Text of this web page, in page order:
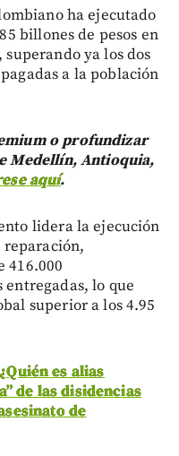
ha ejecutado
billones de pesos en
ya los dos
a la población
o profundizar
Medellín, Antioquia,
aquí.
lidera la ejecución
416.000
lo que
superior a los 4.95
¿Quién es alias
de las disidencias
de